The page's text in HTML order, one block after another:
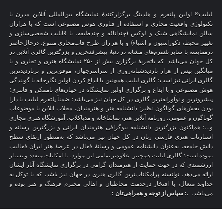
لیلیت® اولین پلتفرم و هلدینگ برگزارکنندهٔ نمایشگاه بین‌المللی آنلاین مدرن با
تکنولوژی واقعیت مجازی و استفاده از فناوری هوش مصنوعی است که با هزاران
سالن نمایشگاهی شیک و لوکس (چنداتاقه و چندطبقه، با قابلیت شخصی‌سازی و
تغییر محیط، دکوراسیون و اشیاء) و با هزاران طرح قاب‌مجازی متنوع، درحال‌حاضر
درمقایسه با سایر پلتفرم‌های مشابه در دنیا، پیشرفته‌ترین و بزرگترین گالری آنلاین در
کل جهان می‌باشد، که باتجربهٔ برگزاری بیش از ۲۵۰ نمایشگاه هنری و تجاری و با
میانگین بیش از هزار بازدیدشبانه‌روزی از سراسرجهان، موفق‌ترین و پربازدیدترین
گالری ایرانی نیز است؛ گالری لیلیت همچنین با ابداع کردن اولین نگارخانه با گویندگی
هوش مصنوعی و با ابداع و برگزاری اولین نمایشگاه در جهان‌های ناممکن و فانتزی؛
پیشروترین و نوآورانه‌ترین گالری در کل جهان نیز می‌باشد؛ ضمناً پلتفرم لیلیت با دارا
بودن بخش‌های گوناگون نظیر: دانشنامه هنر و هنرمندان، مجلات آنلاین با موضوعات
گوناگون و عمومی، روزنامه آنلاین هنر، تماشاخانه و مدیاکلاب، آموزشگاه هنری مجازی
و…؛ هم‌اکنون بزرگترین دانشنامه بیوگرافی هنرمندان ایرانی و بزرگترین رسانه و
استارتاپ هنری فارسی زبان در کل جهان نیز می‌باشد که به‌منظور ارتقای سطح
دانش جامعه، به‌عنوان دانشنامه عمومی و رسانهٔ فعال در عرصهٔ هنر ایران فعالیت
نموده است؛ گالری لیلیت همچنین علاوه‌بر تمامی این موارد، با امکانات متعدد و بسیار
ارزشمندی که در جهت حمایت از هنرمندان گرامی در برگزاری نمایشگاه آثار ایشان
ارائه می‌دهد، توانسته پرامکانات‌ترین گالری هنری در جهان نیز باشد، که با توکل به
خداوند متعال، با افتخار درخدمت مخاطبان و اهالی محترم فرهنگ و هنر بوده و
می‌باشد. .: سپاس از توجه و همراهی‌تان :.